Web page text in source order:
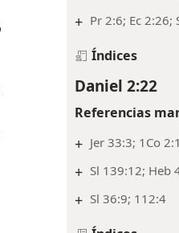
+ 1Sa 2:7, 8; Sl
+ Pr 2:6; Ec 2:26;
Índices
Daniel 2:22
Referencias
+ Jer 33:3; 1Co
+ Sl 139:12; Heb
Sl 36:9; 112:4